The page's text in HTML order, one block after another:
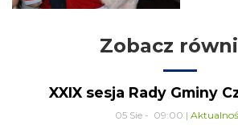
Zobacz
XXIX sesja Rady Gminy
05 Sie - 09:00 |